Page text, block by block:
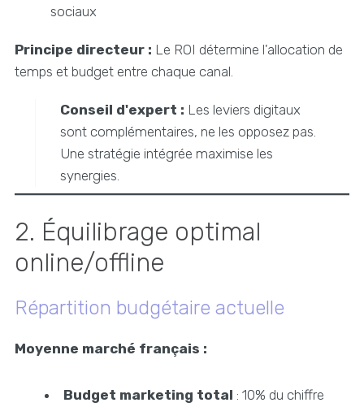
sociaux
Principe directeur : Le ROI détermine l'allocation de
temps et budget entre chaque canal.
Conseil d'expert : Les leviers digitaux
sont complémentaires, ne les opposez pas.
Une stratégie intégrée maximise les
synergies.
2. Équilibrage optimal
online/offline
Répartition budgétaire actuelle
Moyenne marché français :
Budget marketing total : 10% du chiffre